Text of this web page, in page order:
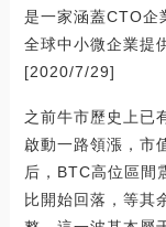
是一家涵蓋CTO企
全球中小微企業提
[2020/7/29]
之前牛市歷史上已
啟動一路領漲，市
后，BTC高位區間
比開始回落，等其